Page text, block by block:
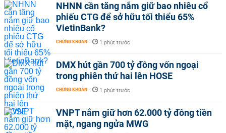
NHNN cần tăng nắm giữ bao nhiêu cổ
phiếu CTG để sở hữu tối thiểu 65%
VietinBank?
CHỨNG KHOÁN - 1 phút trước
DMX hút gần 700 tỷ đồng vốn ngoại
trong phiên thứ hai lên HOSE
CHỨNG KHOÁN - 1 phút trước
VNPT nắm giữ hơn 62.000 tỷ đồng tiền
mặt, ngang ngửa MWG